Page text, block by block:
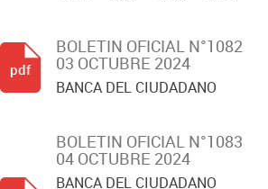
BOLETIN OFICIAL N°1082
03 OCTUBRE 2024
BANCA DEL CIUDADANO
pdf
BOLETIN OFICIAL N°1083
04 OCTUBRE 2024
BANCA DEL CIUDADANO